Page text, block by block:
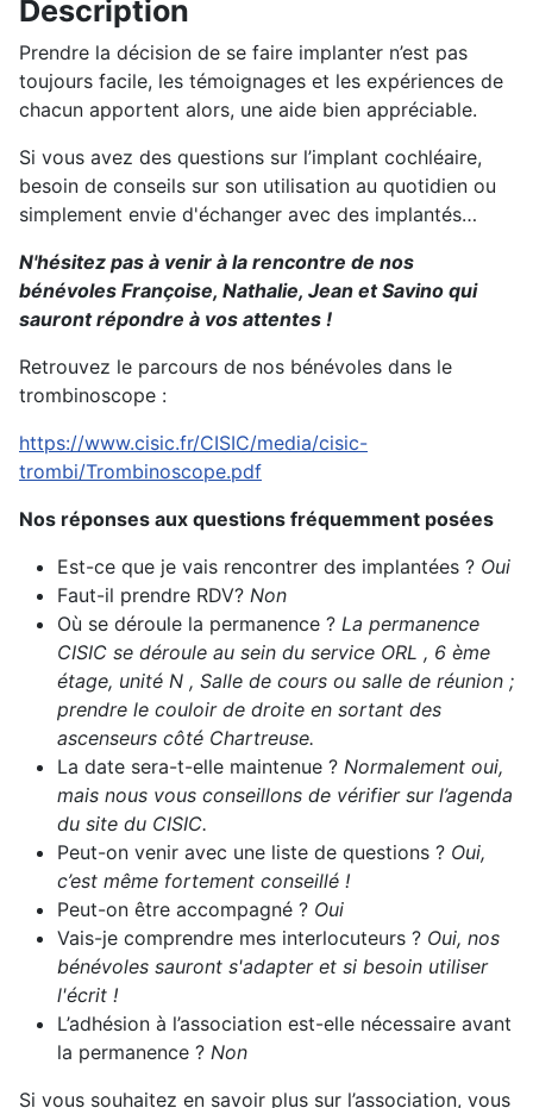
Description
Prendre la décision de se faire implanter n’est pas
toujours facile, les témoignages et les expériences de
chacun apportent alors, une aide bien appréciable.
Si vous avez des questions sur l’implant cochléaire,
besoin de conseils sur son utilisation au quotidien ou
simplement envie d'échanger avec des implantés…
N'hésitez pas à venir à la rencontre de nos
bénévoles Françoise, Nathalie, Jean et Savino qui
sauront répondre à vos attentes !
Retrouvez le parcours de nos bénévoles dans le
trombinoscope :
https://www.cisic.fr/CISIC/media/cisic-
trombi/Trombinoscope.pdf
Nos réponses aux questions fréquemment posées
Est-ce que je vais rencontrer des implantées ? Oui
Faut-il prendre RDV? Non
Où se déroule la permanence ? La permanence
CISIC se déroule au sein du service ORL , 6 ème
étage, unité N , Salle de cours ou salle de réunion ;
prendre le couloir de droite en sortant des
ascenseurs côté Chartreuse.
La date sera-t-elle maintenue ? Normalement oui,
mais nous vous conseillons de vérifier sur l’agenda
du site du CISIC.
Peut-on venir avec une liste de questions ? Oui,
c’est même fortement conseillé !
Peut-on être accompagné ? Oui
Vais-je comprendre mes interlocuteurs ? Oui, nos
bénévoles sauront s'adapter et si besoin utiliser
l'écrit !
L’adhésion à l’association est-elle nécessaire avant
la permanence ? Non
Si vous souhaitez en savoir plus sur l’association, vous